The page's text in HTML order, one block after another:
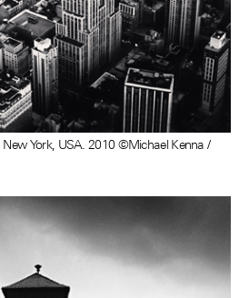
York, USA. 2010 ©Michael Kenna /